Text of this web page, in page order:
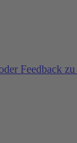
Feedback